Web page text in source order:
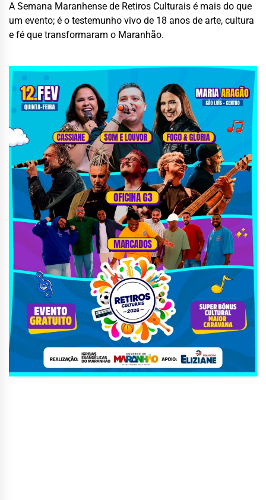
A Semana Maranhense de Retiros Culturais é mais do que
um evento; é o testemunho vivo de 18 anos de arte, cultura
e fé que transformaram o Maranhão.